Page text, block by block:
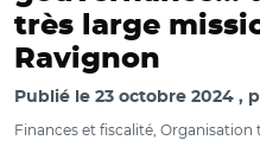
très large
Ravignon
Publié le 23 octobre 2024
Finances et fiscalité,